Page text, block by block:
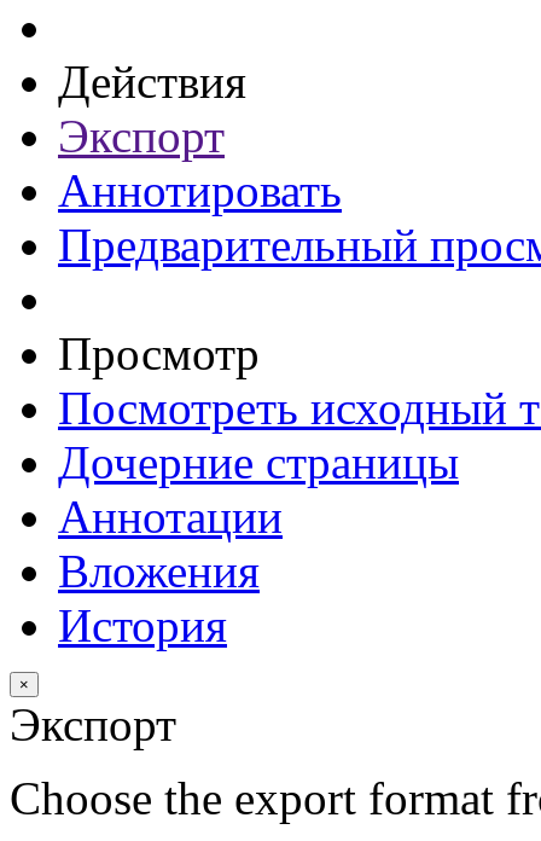
Действия
Экспорт
Аннотировать
Предварительный
Просмотр
Посмотреть исходный
Дочерние страницы
Аннотации
Вложения
История
×
Экспорт
Choose the export format